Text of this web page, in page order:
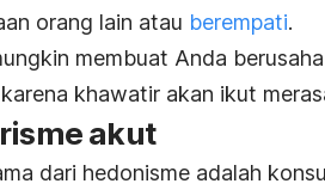
orang lain atau berempati.
membuat Anda
khawatir akan ikut
akut
dari hedonisme adalah